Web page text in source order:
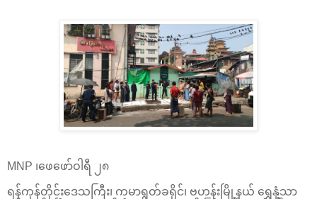
MNP ၊ဖေဖော်ဝါရီ ၂၈
ရန်ကုန်တိုင်းဒေသကြီး၊ ကမာရွတ်ခရိုင်၊ ဗဟန်းမြို့နယ် ​ရွှေနုံ့သာ